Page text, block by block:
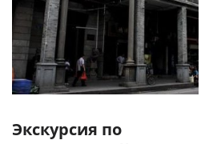
Экскурсия по